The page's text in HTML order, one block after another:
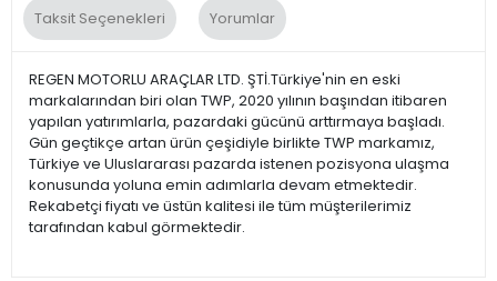
Taksit Seçenekleri Yorumlar
REGEN MOTORLU ARAÇLAR LTD. ŞTİ.Türkiye'nin en eski
markalarından biri olan TWP, 2020 yılının başından itibaren
yapılan yatırımlarla, pazardaki gücünü arttırmaya başladı.
Gün geçtikçe artan ürün çeşidiyle birlikte TWP markamız,
Türkiye ve Uluslararası pazarda istenen pozisyona ulaşma
konusunda yoluna emin adımlarla devam etmektedir.
Rekabetçi fiyatı ve üstün kalitesi ile tüm müşterilerimiz
tarafından kabul görmektedir.